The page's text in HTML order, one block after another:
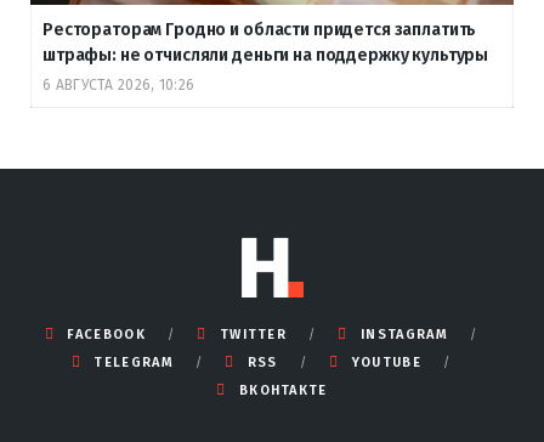
Рестораторам Гродно и области придется заплатить
штрафы: не отчисляли деньги на поддержку культуры
6 АВГУСТА 2026, 10:26
FACEBOOK TWITTER
INSTAGRAM
TELEGRAM
RSS
YOUTUBE
ВКОНТАКТЕ